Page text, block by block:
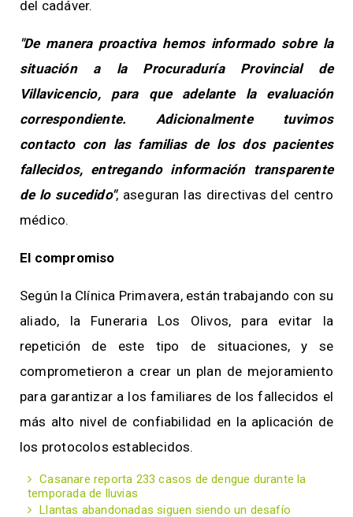
del cadáver.
"De manera proactiva hemos informado sobre la
situación a la Procuraduría Provincial de
Villavicencio, para que adelante la evaluación
correspondiente. Adicionalmente tuvimos
contacto con las familias de los dos pacientes
fallecidos, entregando información transparente
de lo sucedido", aseguran las directivas del centro
médico.
El compromiso
Según la Clínica Primavera, están trabajando con su
aliado, la Funeraria Los Olivos, para evitar la
repetición de este tipo de situaciones, y se
comprometieron a crear un plan de mejoramiento
para garantizar a los familiares de los fallecidos el
más alto nivel de confiabilidad en la aplicación de
los protocolos establecidos.
Casanare reporta 233 casos de dengue durante la
temporada de lluvias
Llantas abandonadas siguen siendo un desafío